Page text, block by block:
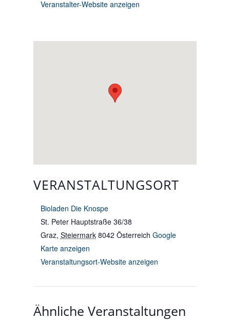
Veranstalter-Website anzeigen
VERANSTALTUNGSORT
Bioladen Die Knospe
St. Peter Hauptstraße 36/38
Graz, Steiermark 8042 Österreich Google
Karte anzeigen
Veranstaltungsort-Website anzeigen
Ähnliche Veranstaltungen